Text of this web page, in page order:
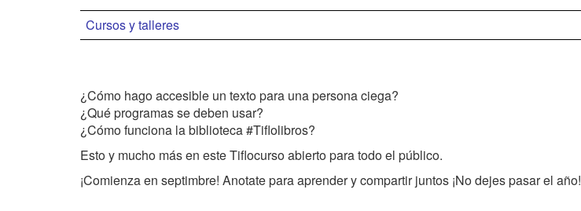
Cursos y talleres
¿Cómo hago accesible un texto para una persona ciega?
¿Qué programas se deben usar?
¿Cómo funciona la biblioteca #Tiflolibros?
Esto y mucho más en este Tiflocurso abierto para todo el público.
¡Comienza en septimbre! Anotate para aprender y compartir juntos ¡No dejes pasar el año!